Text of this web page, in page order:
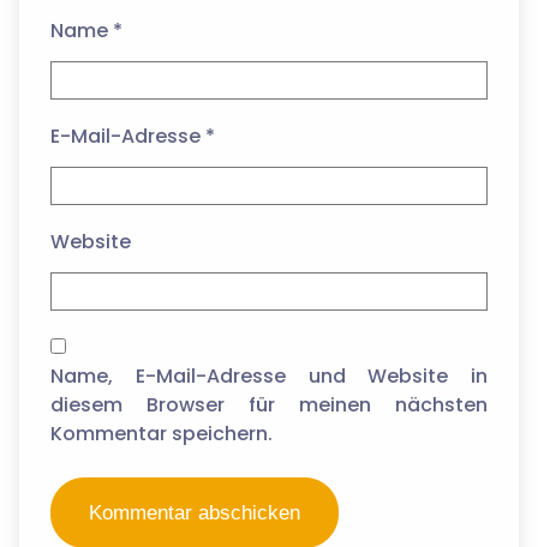
Name *
E-Mail-Adresse *
Website
Name, E-Mail-Adresse und Website in
diesem Browser für meinen nächsten
Kommentar speichern.